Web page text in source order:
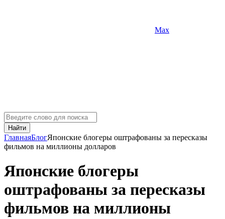
Max
Найти
ГлавнаяБлогЯпонские блогеры оштрафованы за пересказы
фильмов на миллионы долларов
Японские блогеры
оштрафованы за пересказы
фильмов на миллионы